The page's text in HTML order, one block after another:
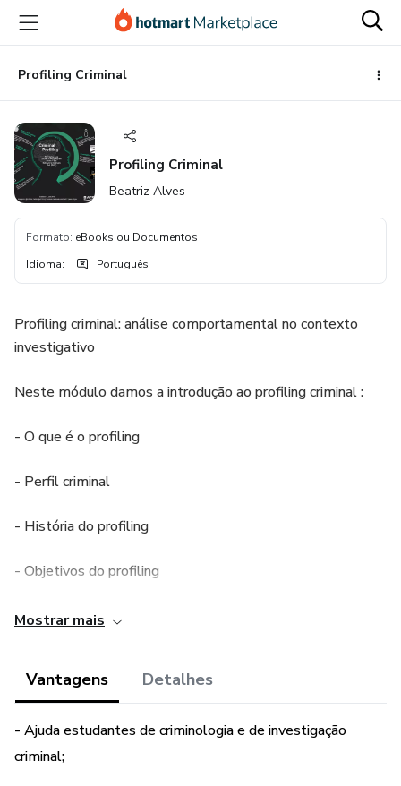
para
conteúdo
principal
para
pagamento
para
rodapé
Profiling Criminal
Profiling Criminal
Beatriz Alves
Formato: eBooks ou Documentos
Idioma: Português
Profiling criminal: análise comportamental no contexto
investigativo
Neste módulo damos a introdução ao profiling criminal :
- O que é o profiling
- Perfil criminal
- História do profiling
- Objetivos do profiling
- Domínios de aplicação
Este eBook é uma ótima ajuda e ferramenta para
entendermos um pouco o profiling criminal, a investigação,
um pouco de Criminologia.
Mostrar mais
Vantagens Detalhes
- Ajuda estudantes de criminologia e de investigação
criminal;